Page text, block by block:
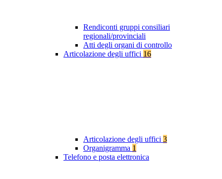
Rendiconti gruppi consiliari
regionali/provinciali
Atti degli organi di controllo
Articolazione degli uffici 16
Articolazione degli uffici 3
Organigramma 1
Telefono e posta elettronica